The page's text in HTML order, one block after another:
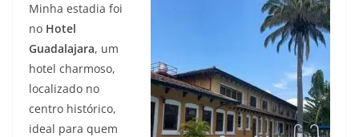
Minha estadia foi
no Hotel
Guadalajara, um
hotel charmoso,
localizado no
centro histórico,
ideal para quem